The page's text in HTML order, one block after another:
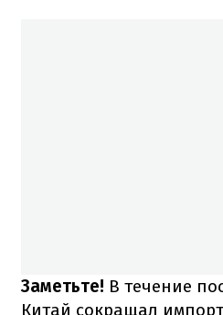
Заметьте! В течение
Китай сокращал